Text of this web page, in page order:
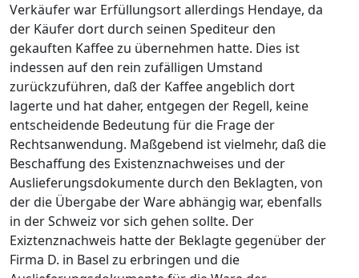
Verkäufer war Erfüllungsort allerdings Hendaye, da
der Käufer dort durch seinen Spediteur den
gekauften Kaffee zu übernehmen hatte. Dies ist
indessen auf den rein zufälligen Umstand
zurückzuführen, daß der Kaffee angeblich dort
lagerte und hat daher, entgegen der Regell, keine
entscheidende Bedeutung für die Frage der
Rechtsanwendung. Maßgebend ist vielmehr, daß die
Beschaffung des Existenznachweises und der
Auslieferungsdokumente durch den Beklagten, von
der die Übergabe der Ware abhängig war, ebenfalls
in der Schweiz vor sich gehen sollte. Der
Exiztenznachweis hatte der Beklagte gegenüber der
Firma D. in Basel zu erbringen und die